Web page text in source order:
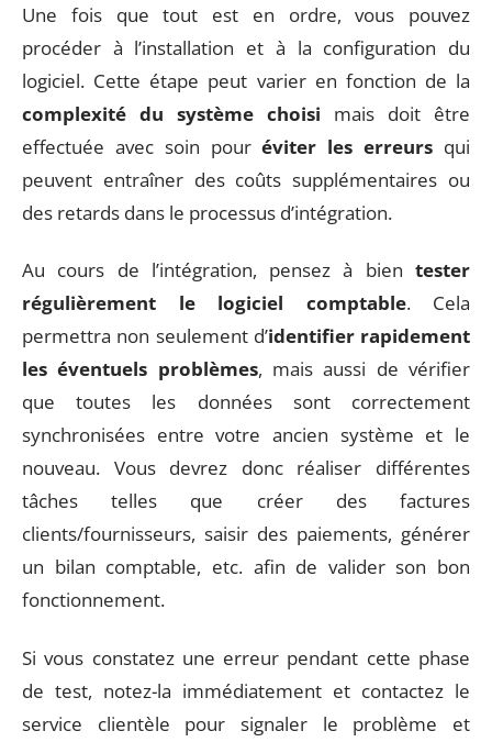
Une fois que tout est en ordre, vous pouvez
procéder à l’installation et à la configuration du
logiciel. Cette étape peut varier en fonction de la
complexité du système choisi mais doit être
effectuée avec soin pouréviter les erreurs qui
peuvent entraîner des coûts supplémentaires ou
des retards dans le processus d’intégration.
Au cours de l’intégration, pensez à bien tester
régulièrement le logiciel comptable. Cela
permettra non seulement d’identifier rapidement
les éventuels problèmes, mais aussi de vérifier
que toutes les données sont correctement
synchronisées entre votre ancien système et le
nouveau. Vous devrez donc réaliser différentes
tâches telles que créer des factures
clients/fournisseurs, saisir des paiements, générer
un bilan comptable, etc. afin de valider son bon
fonctionnement.
Si vous constatez une erreur pendant cette phase
de test, notez-la immédiatement et contactez le
service clientèle pour signaler le problème et